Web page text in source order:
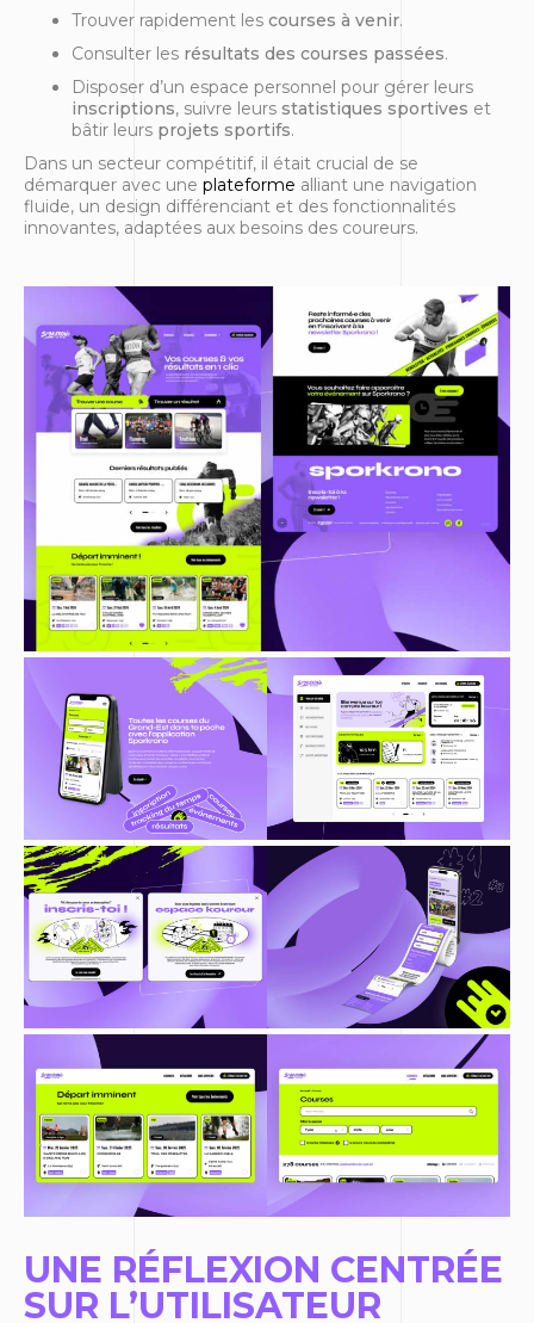
Trouver rapidement les courses à venir.
Consulter les résultats des courses passées.
Disposer d’un espace personnel pour gérer leurs
inscriptions, suivre leurs statistiques sportives et
bâtir leurs projets sportifs.
Dans un secteur compétitif, il était crucial de se
démarquer avec une plateforme alliant une navigation
fluide, un design différenciant et des fonctionnalités
innovantes, adaptées aux besoins des coureurs.
UNE RÉFLEXION CENTRÉE
SUR L’UTILISATEUR